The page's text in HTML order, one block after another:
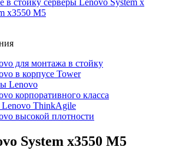
стойку серверы Lenovo System x
x3550 M5
для монтажа в стойку
в корпусе Tower
Lenovo
корпоративного класса
ThinkAgile
высокой плотности
System x3550 M5